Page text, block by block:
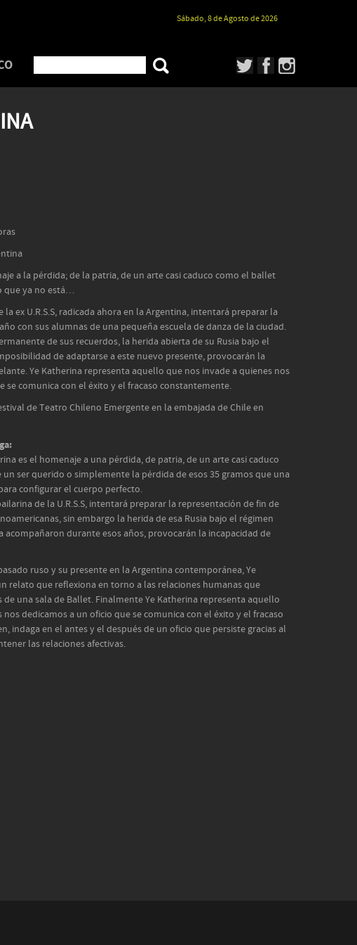
Sábado, 8 de Agosto de 2026
a la pérdida; de la patria, de un arte casi caduco como el ballet
que ya no está…
ex U.R.S.S, radicada ahora en la Argentina, intentará preparar la
con sus alumnas de una pequeña escuela de danza de la ciudad.
de sus recuerdos, la herida abierta de su Rusia bajo el
de adaptarse a este nuevo presente, provocarán la
Ye Katherina representa aquello que nos invade a quienes nos
se comunica con el éxito y el fracaso constantemente.
de Teatro Chileno Emergente en la embajada de Chile en
es el homenaje a una pérdida, de patria, de un arte casi caduco
ser querido o simplemente la pérdida de esos 35 gramos que una
configurar el cuerpo perfecto.
de la U.R.S.S, intentará preparar la representación de fin de
sin embargo la herida de esa Rusia bajo el régimen
acompañaron durante esos años, provocarán la incapacidad de
ruso y su presente en la Argentina contemporánea, Ye
relato que reflexiona en torno a las relaciones humanas que
una sala de Ballet. Finalmente Ye Katherina representa aquello
dedicamos a un oficio que se comunica con el éxito y el fracaso
indaga en el antes y el después de un oficio que persiste gracias al
las relaciones afectivas.